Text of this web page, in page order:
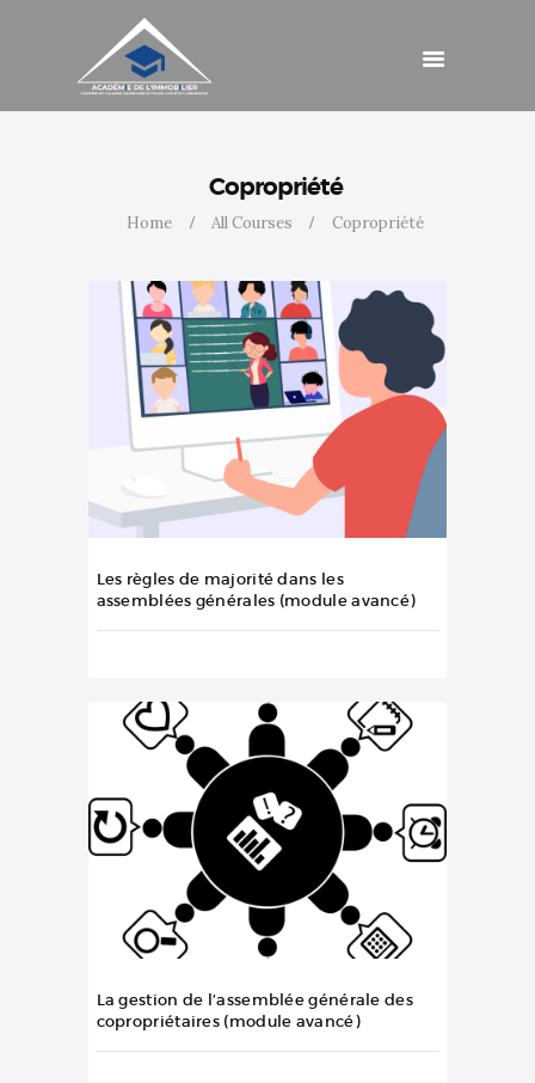
Copropriété
Home All Courses Copropriété
Catalogue de
formations
Agenda
Cotisations
Les règles de majorité dans les
assemblées générales (module avancé)
La gestion de l’assemblée générale des
copropriétaires (module avancé)